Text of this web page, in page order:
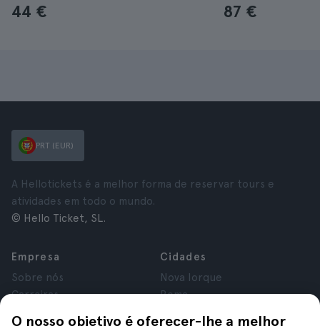
44 € 87 €
O nosso objetivo é oferecer-lhe a melhor
PRT (EUR)
A Hellotickets é a melhor forma de reservar tours e
atividades em todo o mundo.
© Hello Ticket, SL.
Empresa
Sobre nós
Carreiras
Cidades
Nova Iorque
Roma